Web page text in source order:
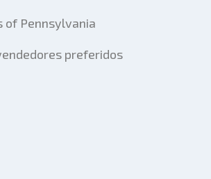
of Pennsylvania
preferidos